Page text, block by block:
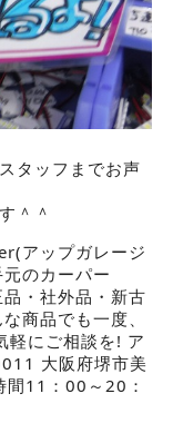
タッフまでお声
＾＾
アップガレージ
のカーパー
・社外品・新古
商品でも一度、
軽にご相談を! ア
大阪府堺市美
11：00～20：